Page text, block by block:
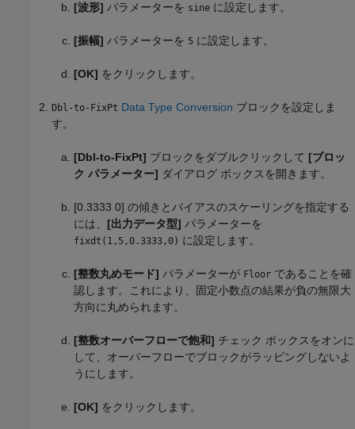
[波形] パラメーターを sine に設定します。
[振幅] パラメーターを 5 に設定します。
[OK] をクリックします。
Dbl-to-FixPt Data Type Conversion ブロックを設定しま
す。
[Dbl-to-FixPt] ブロックをダブルクリックして [ブロッ
ク パラメーター] ダイアログ ボックスを開きます。
[0.3333 0] の傾きとバイアスのスケーリングを指定する
には、 [出力データ型] パラメーターを
fixdt(1,5,0.3333,0) に設定します。
[整数丸めモード] パラメーターが Floor であることを確
認します。これにより、固定小数点の結果が負の無限大
方向に丸められます。
[整数オーバーフローで飽和] チェック ボックスをオンに
して、オーバーフローでブロックがラッピングしないよ
うにします。
[OK] をクリックします。